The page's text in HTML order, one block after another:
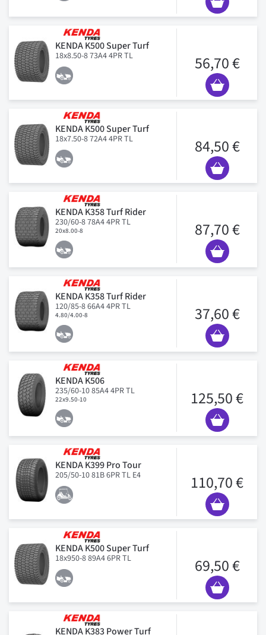
KENDA K500 Super Turf
18x8.50-8 73A4 4PR TL 56,70 €
KENDA K500 Super Turf
18x7.50-8 72A4 4PR TL 84,50 €
KENDA K358 Turf Rider
230/60-8 78A4 4PR TL
20x8.00-8 87,70 €
KENDA K358 Turf Rider
120/85-8 66A4 4PR TL
4.80/4.00-8 37,60 €
KENDA K506
235/60-10 85A4 4PR TL
22x9.50-10 125,50 €
KENDA K399 Pro Tour
205/50-10 81B 6PR TL E4 110,70 €
KENDA K500 Super Turf
18x950-8 89A4 6PR TL 69,50 €
KENDA K383 Power Turf